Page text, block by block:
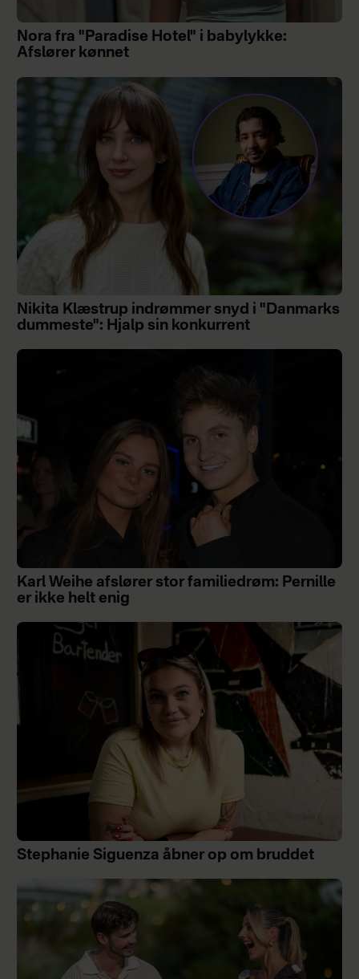
Nora fra "Paradise Hotel" i babylykke:
Afslører kønnet
Nikita Klæstrup indrømmer snyd i "Danmarks
dummeste": Hjalp sin konkurrent
Karl Weihe afslører stor familiedrøm: Pernille
er ikke helt enig
Stephanie Siguenza åbner op om bruddet